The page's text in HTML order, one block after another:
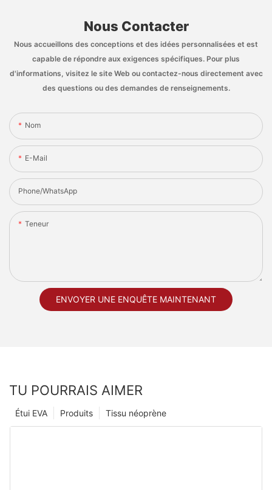
Nous Contacter
Nous accueillons des conceptions et des idées personnalisées et est
capable de répondre aux exigences spécifiques. Pour plus
d'informations, visitez le site Web ou contactez-nous directement avec
des questions ou des demandes de renseignements.
Nom
E-Mail
Phone/whatsApp
Teneur
ENVOYER UNE ENQUÊTE MAINTENANT
TU POURRAIS AIMER
Tissu néoprène
Produits
Étui EVA